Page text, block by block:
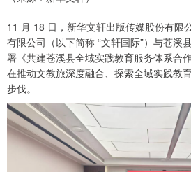
11 月 18 日，新华文轩出版传媒股份有限
有限公司（以下简称 “文轩国际”）与苍溪
署《共建苍溪县全域实践教育服务体系合
在推动文教旅深度融合、探索全域实践教
步伐。